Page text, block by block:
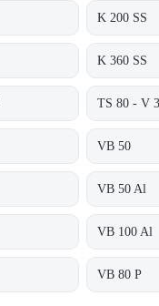
K 200 SS
K 360 SS
VB 50
VB 50 Al
VB 100 Al
VB 80 P